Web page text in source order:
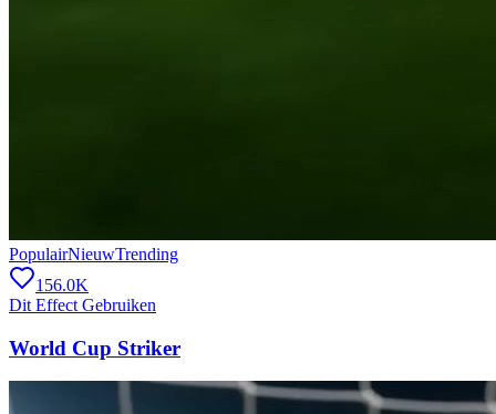
PopulairNieuwTrending
156.0K
Dit Effect Gebruiken
World Cup Striker